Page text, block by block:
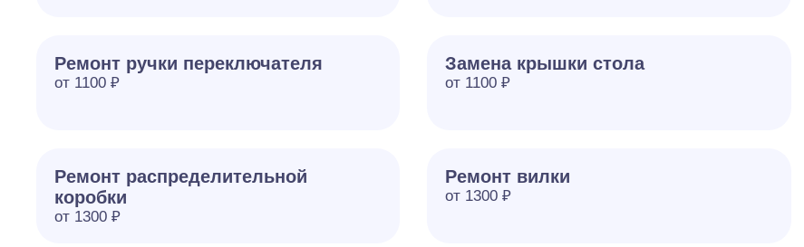
Ремонт ручки переключателя
от 1100 ₽
Замена крышки стола
от 1100 ₽
Ремонт распределительной
коробки
от 1300 ₽
Ремонт вилки
от 1300 ₽